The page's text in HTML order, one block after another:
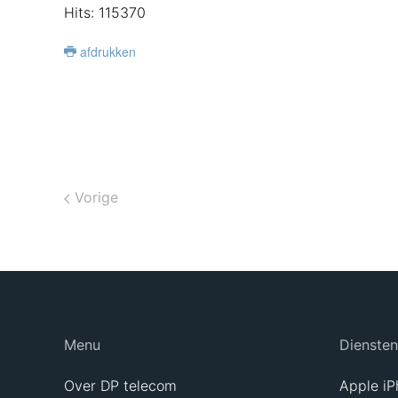
Hits: 115370
afdrukken
Vorige
Menu
Over DP telecom
Diensten
Apple